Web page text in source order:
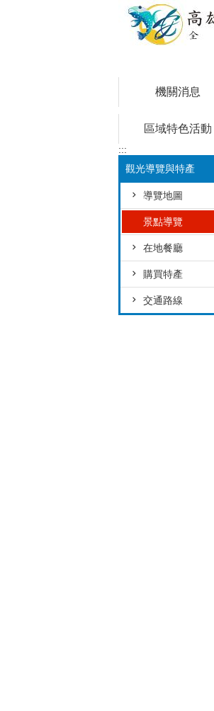
機關消息
區域特色活動
:::
觀光導覽與特產
導覽地圖
景點導覽
在地餐廳
購買特產
交通路線